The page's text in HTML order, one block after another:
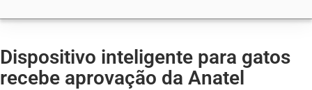
Dispositivo inteligente para gatos
recebe aprovação da Anatel